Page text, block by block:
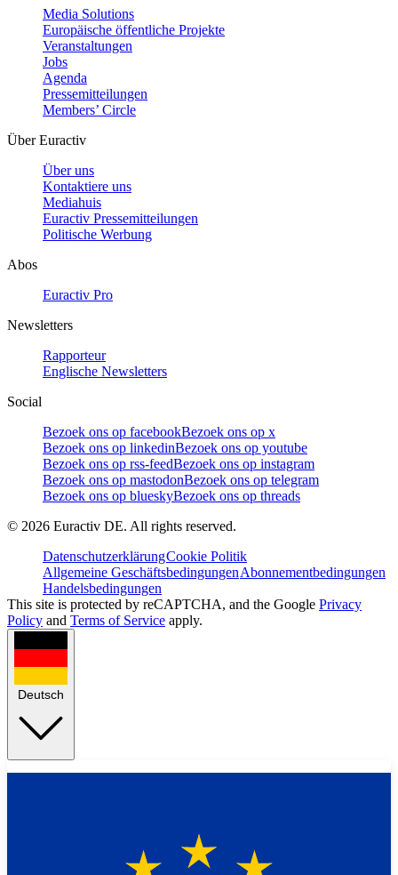
Media Solutions
Europäische öffentliche Projekte
Veranstaltungen
Jobs
Agenda
Pressemitteilungen
Members’ Circle
Über Euractiv
Über uns
Kontaktiere uns
Mediahuis
Euractiv Pressemitteilungen
Politische Werbung
Abos
Euractiv Pro
Newsletters
Rapporteur
Englische Newsletters
Social
Bezoek ons op facebookBezoek ons op x
Bezoek ons op linkedinBezoek ons op youtube
Bezoek ons op rss-feedBezoek ons op instagram
Bezoek ons op mastodonBezoek ons op telegram
Bezoek ons op blueskyBezoek ons op threads
© 2026 Euractiv DE. All rights reserved.
DatenschutzerklärungCookie Politik
Allgemeine GeschäftsbedingungenAbonnementbedingungen
Handelsbedingungen
This site is protected by reCAPTCHA, and the Google Privacy
Policy and Terms of Service apply.
Deutsch